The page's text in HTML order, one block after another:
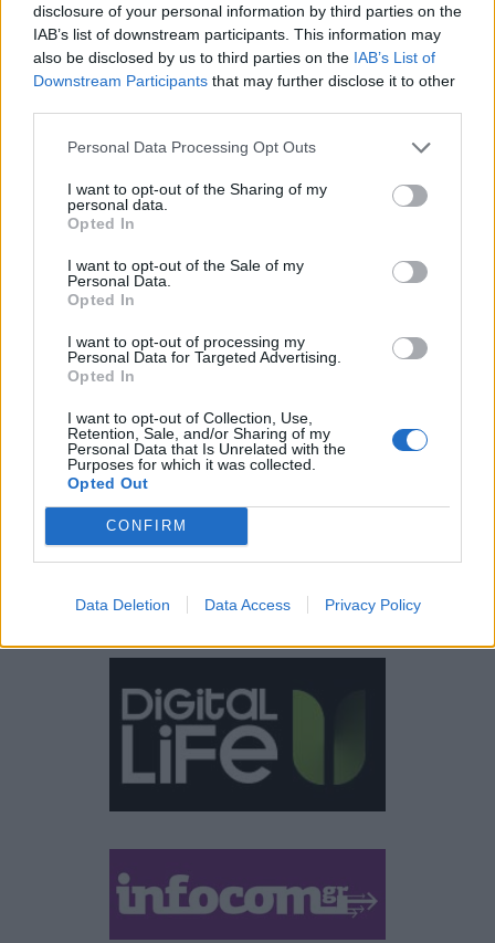
disclosure of your personal information by third parties on the
IAB’s list of downstream participants. This information may
also be disclosed by us to third parties on the IAB’s List of
Downstream Participants that may further disclose it to other
Personal Data Processing Opt Outs
I want to opt-out of the Sharing of my
personal data.
Opted In
I want to opt-out of the Sale of my
Personal Data.
Opted In
I want to opt-out of processing my
Personal Data for Targeted Advertising.
Opted In
I want to opt-out of Collection, Use,
Retention, Sale, and/or Sharing of my
Personal Data that Is Unrelated with the
Purposes for which it was collected.
Opted Out
CONFIRM
Data Deletion Data Access Privacy Policy
ByΓΙΏΡΓΟΣ ΓΡΊΒΑΣ 6 ημέρες ago
Η πιο ταξιδιάρικη βαλίτσα του φετινού
καλοκαιριού έχει την υπογραφή της Xiaomi
By ΓΙΏΡΓΟΣ ΓΡΊΒΑΣ 6 ημέρες ago
Η Vodafone στηρίζει τους συνδρομητές της στο
By ΓΙΏΡΓΟΣ ΓΡΊΒΑΣ 31 Ιουλίου, 2026
android Apple samsung app
update huawei
iPhone
ΣΎΝΔΕΣΜΟΙ